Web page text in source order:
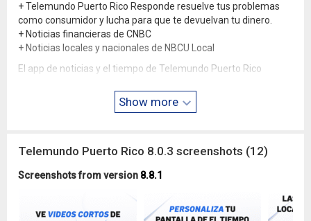
+ Telemundo Puerto Rico Responde resuelve tus problemas
como consumidor y lucha para que te devuelvan tu dinero.
+ Noticias financieras de CNBC
+ Noticias locales y nacionales de NBCU Local
El app de noticias y el tiempo de Telemundo Puerto Rico
permitirá contribuir en estudios de mercado, como los TV
Ratings de Nielsen. Por favor visitawww.nielsen.com/digitalpri
Sus opciones de privacidad:
www.nbcuniversal.com/privacy/no
trtoo-spanish?brandA=Owned_Stations&intake=Telemundo_
Puerto_Rico
o-de-california?intake=Telemundo_Puerto_Rico
Show more
Telemundo Puerto Rico 8.0.3 screenshots (12)
Screenshots from version 8.8.1